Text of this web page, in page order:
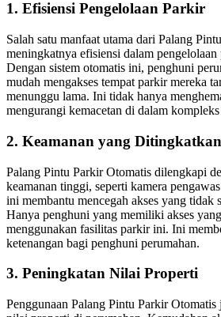
1. Efisiensi Pengelolaan Parkir
Salah satu manfaat utama dari Palang
meningkatnya efisiensi dalam
Dengan sistem otomatis ini, penghuni
mudah mengakses tempat parkir mereka
menunggu lama. Ini tidak hanya
mengurangi kemacetan di dalam
2. Keamanan yang Ditingkatkan
Palang Pintu Parkir Otomatis dilengkapi
keamanan tinggi, seperti kamera
ini membantu mencegah akses yang tidak
Hanya penghuni yang memiliki akses
menggunakan fasilitas parkir ini. Ini
ketenangan bagi penghuni perumahan.
3. Peningkatan Nilai Properti
Penggunaan Palang Pintu Parkir